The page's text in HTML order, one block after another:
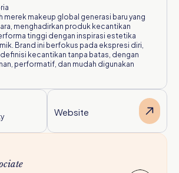
merek makeup global generasi baru yang
menghadirkan produk kecantikan
tinggi dengan inspirasi estetika
Brand ini berfokus pada ekspresi diri,
kecantikan tanpa batas, dengan
performatif, dan mudah digunakan
Website